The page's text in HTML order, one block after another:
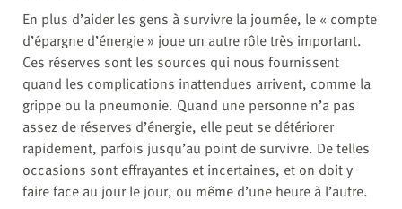
En plus d’aider les gens à survivre la journée, le « compte
d’épargne d’énergie » joue un autre rôle très important.
Ces réserves sont les sources qui nous fournissent
quand les complications inattendues arrivent, comme la
grippe ou la pneumonie. Quand une personne n’a pas
assez de réserves d’énergie, elle peut se détériorer
rapidement, parfois jusqu’au point de survivre. De telles
occasions sont effrayantes et incertaines, et on doit y
faire face au jour le jour, ou même d’une heure à l’autre.